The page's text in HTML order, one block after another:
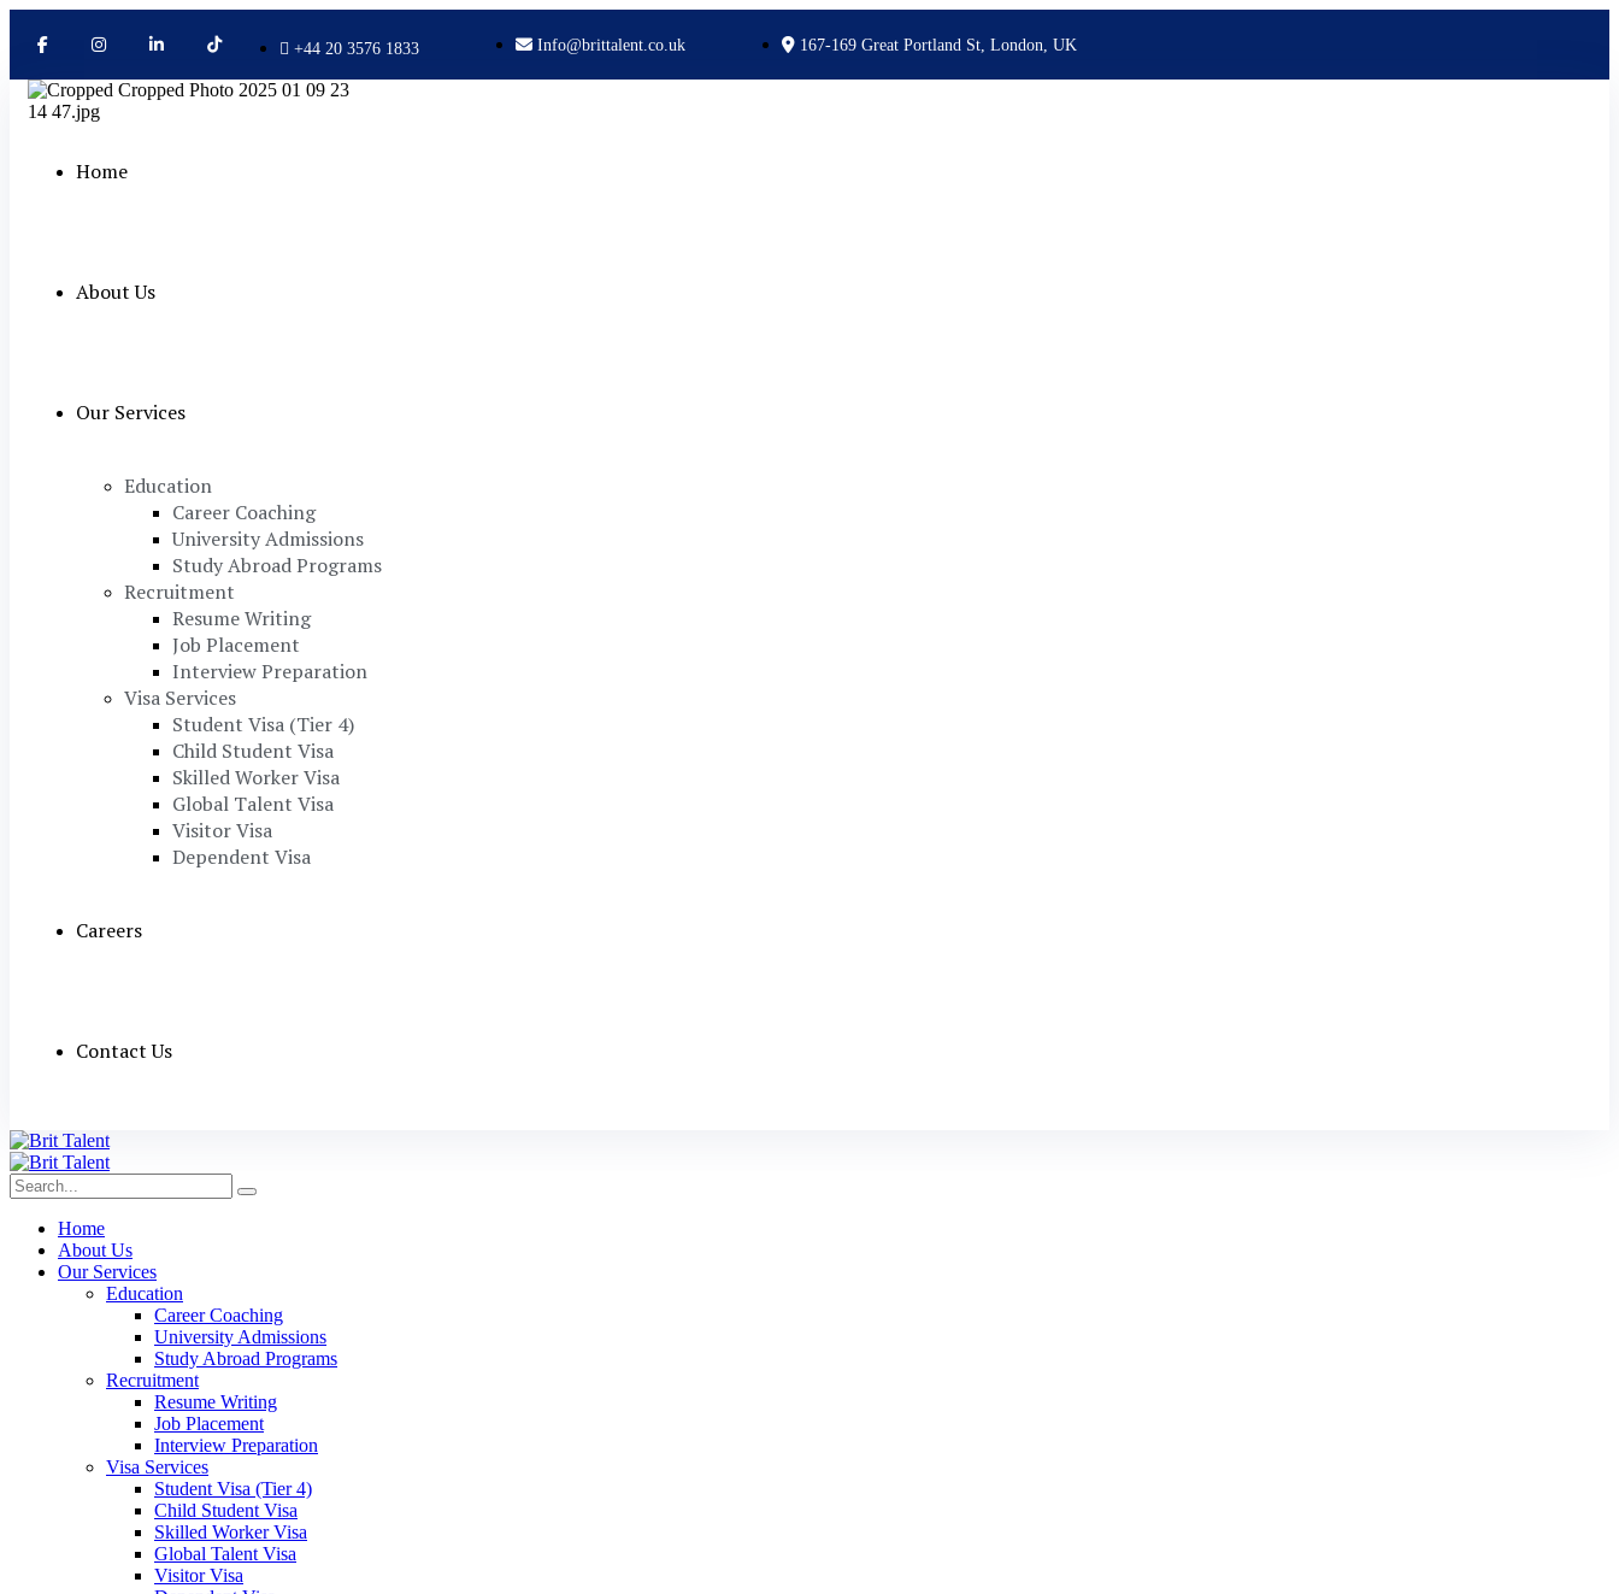
+44 20 3576 1833 Info@brittalent.co.uk 167-169 Great Portland St, London, UK
Home
About Us
Our Services
Education
Career Coaching
University Admissions
Study Abroad Programs
Recruitment
Resume Writing
Job Placement
Interview Preparation
Visa Services
Student Visa (Tier 4)
Child Student Visa
Skilled Worker Visa
Global Talent Visa
Visitor Visa
Dependent Visa
Careers
Contact Us
Home
About Us
Our Services
Education
Career Coaching
University Admissions
Study Abroad Programs
Recruitment
Resume Writing
Job Placement
Interview Preparation
Visa Services
Student Visa (Tier 4)
Child Student Visa
Skilled Worker Visa
Global Talent Visa
Visitor Visa